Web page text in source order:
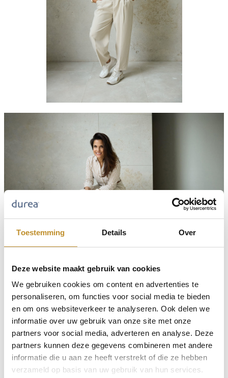
Toestemming Details Over
Deze website maakt gebruik van cookies
We gebruiken cookies om content en advertenties te
personaliseren, om functies voor social media te bieden
en om ons websiteverkeer te analyseren. Ook delen we
informatie over uw gebruik van onze site met onze
partners voor social media, adverteren en analyse. Deze
partners kunnen deze gegevens combineren met andere
informatie die u aan ze heeft verstrekt of die ze hebben
verzameld op basis van uw gebruik van hun services.